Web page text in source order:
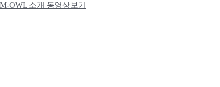
M-OWL 소개 동영상보기